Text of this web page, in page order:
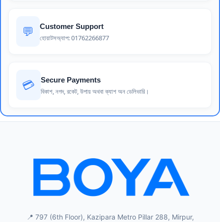
💬 Customer Support
হোয়াটসঅ্যাপ: 01762266877
💳 Secure Payments
বিকাশ, নগদ, রকেট, উপায় অথবা ক্যাশ অন ডেলিভারি।
📍 797 (6th Floor), Kazipara Metro Pillar 288, Mirpur,